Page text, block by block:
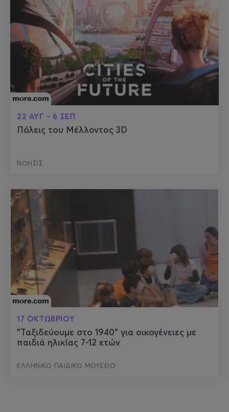
22 ΑΥΓ - 6 ΣΕΠ
Πόλεις του Μέλλοντος 3D
ΝΟΗΣΙΣ
17 ΟΚΤΩΒΡΙΟΥ
"Ταξιδεύουμε στο 1940" για οικογένειες με
παιδιά ηλικίας 7-12 ετών
ΕΛΛΗΝΙΚΟ ΠΑΙΔΙΚΟ ΜΟΥΣΕΙΟ